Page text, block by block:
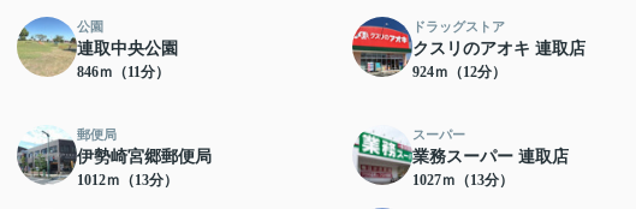
公園
連取中央公園
846ｍ（11分）
ドラッグストア
クスリのアオキ 連取店
924ｍ（12分）
郵便局
伊勢崎宮郷郵便局
1012ｍ（13分）
スーパー
業務スーパー 連取店
1027ｍ（13分）